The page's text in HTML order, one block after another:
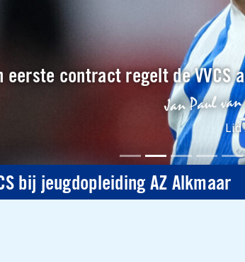
eerste contract regelt de VVCS
Lid
bij jeugdopleiding AZ Alkmaar